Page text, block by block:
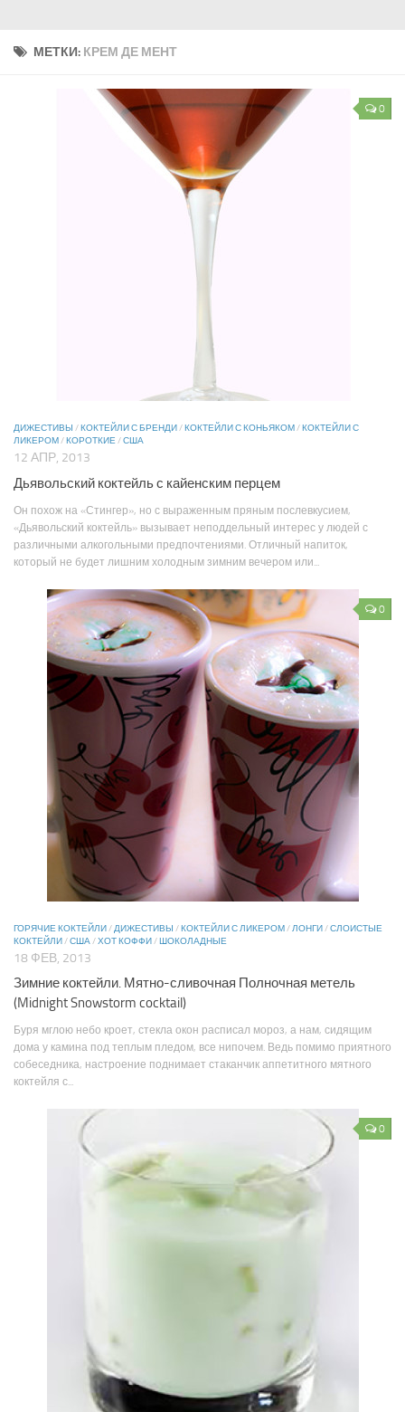
МЕТКИ: КРЕМ ДЕ МЕНТ
0
ДИЖЕСТИВЫ / КОКТЕЙЛИ С БРЕНДИ / КОКТЕЙЛИ С КОНЬЯКОМ / КОКТЕЙЛИ С
ЛИКЕРОМ / КОРОТКИЕ/США
12 АПР, 2013
Дьявольский коктейль с кайенским перцем
Он похож на «Стингер», но с выраженным пряным послевкусием,
«Дьявольский коктейль» вызывает неподдельный интерес у людей с
различными алкогольными предпочтениями. Отличный напиток,
который не будет лишним холодным зимним вечером или...
0
ГОРЯЧИЕ КОКТЕЙЛИ/ДИЖЕСТИВЫ /КОКТЕЙЛИ С ЛИКЕРОМ/ЛОНГИ/СЛОИСТЫЕ
КОКТЕЙЛИ/США/ХОТ КОФФИ/ШОКОЛАДНЫЕ
18 ФЕВ, 2013
Зимние коктейли. Мятно-сливочная Полночная метель
(Midnight Snowstorm cocktail)
Буря мглою небо кроет, стекла окон расписал мороз, а нам, сидящим
дома у камина под теплым пледом, все нипочем. Ведь помимо приятного
собеседника, настроение поднимает стаканчик аппетитного мятного
коктейля с...
0